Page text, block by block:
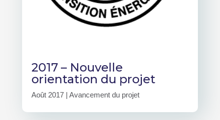
2017 – Nouvelle
orientation du projet
Août 2017| Avancement du projet